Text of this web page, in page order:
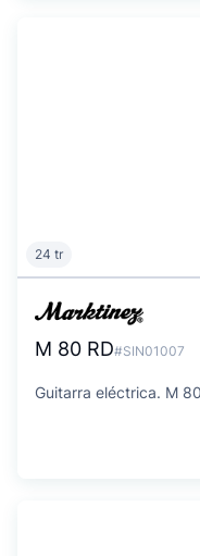
24 tr
M 80 RD#SIN01007
Guitarra eléctrica. M